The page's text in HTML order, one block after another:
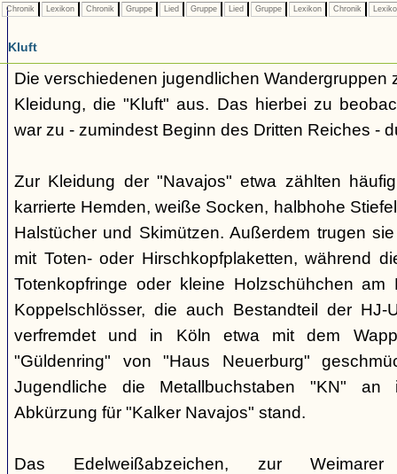
Chronik Lexikon Chronik Gruppe Lied Gruppe Lied Gruppe Lexikon Chronik
Kluft
Die verschiedenen jugendlichen Wandergruppen
Kleidung, die "Kluft" aus. Das hierbei zu
war zu - zumindest Beginn des Dritten Reiches -
Zur Kleidung der "Navajos" etwa zählten
karrierte Hemden, weiße Socken, halbhohe
Halstücher und Skimützen. Außerdem trugen
mit Toten- oder Hirschkopfplaketten, während
Totenkopfringe oder kleine Holzschühchen am
Koppelschlösser, die auch Bestandteil der HJ-
verfremdet und in Köln etwa mit dem
"Güldenring" von "Haus Neuerburg"
Jugendliche die Metallbuchstaben "KN"
Abkürzung für "Kalker Navajos" stand.
Das Edelweißabzeichen, zur